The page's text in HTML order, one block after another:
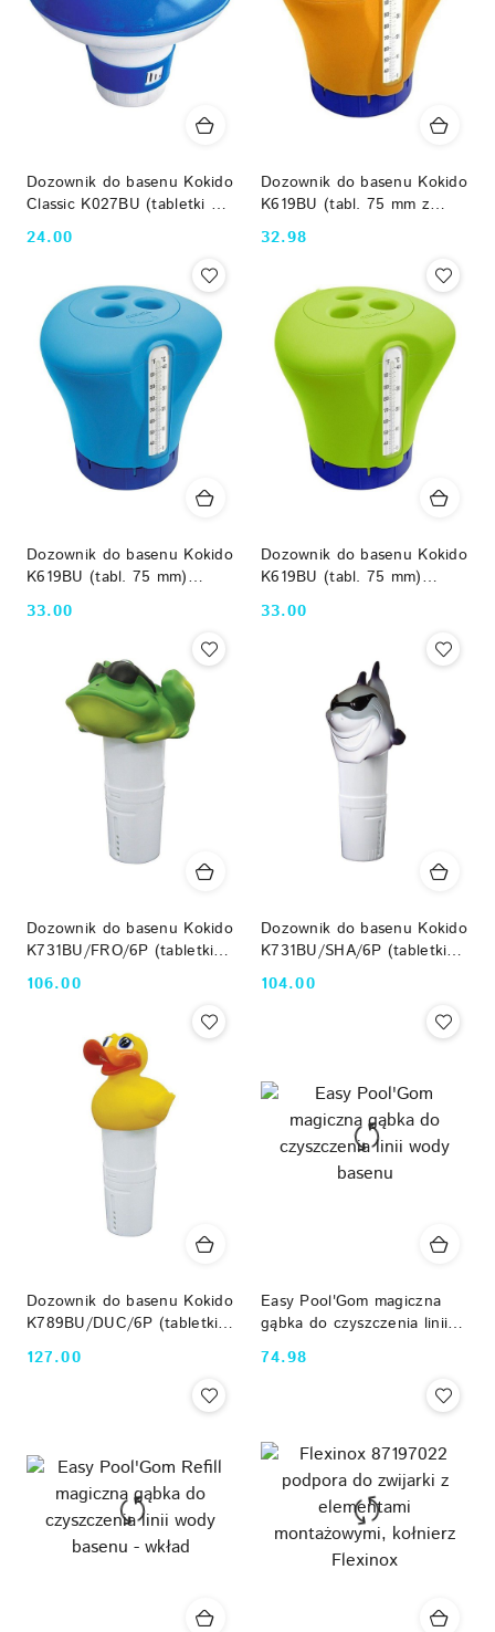
Dozownik do basenu Kokido
Classic K027BU (tabletki 75
mm) niebieski Kokido
Cena:
24.00
Dozownik do basenu Kokido
K619BU (tabl. 75 mm z
termometrem)
pomarańczowy Kokido
Cena:
32.98
Dozownik do basenu Kokido
K619BU (tabl. 75 mm)
niebieski z termometrem
Kokido
Cena:
33.00
Dozownik do basenu Kokido
K619BU (tabl. 75 mm)
zielony z termometrem
Kokido
Cena:
33.00
Dozownik do basenu Kokido
K731BU/FRO/6P (tabletki
75 mm) Żaba Kokido
Cena:
106.00
Dozownik do basenu Kokido
K731BU/SHA/6P (tabletki
75 mm) Rekin Kokido
Cena:
104.00
Dozownik do basenu Kokido
K789BU/DUC/6P (tabletki
75 mm) Kaczka Kokido
Cena:
127.00
Easy Pool'Gom magiczna
gąbka do czyszczenia linii
wody basenu
Cena:
74.98